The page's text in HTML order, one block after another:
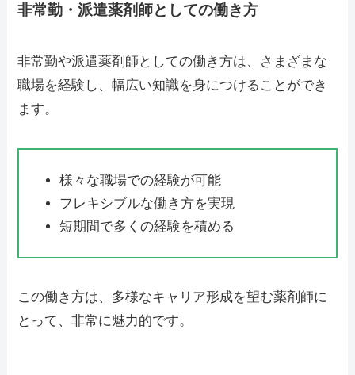
非常勤・派遣薬剤師としての働き方
非常勤や派遣薬剤師としての働き方は、さまざまな
職場を経験し、幅広い知識を身につけることができ
ます。
様々な職場での経験が可能
フレキシブルな働き方を実現
短期間で多くの経験を積める
この働き方は、多様なキャリア形成を望む薬剤師に
とって、非常に魅力的です。